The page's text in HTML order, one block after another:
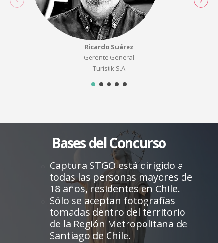
Ricardo Suárez
Gerente General
Turistik S.A
Bases del Concurso
Captura STGO está dirigido a
todas las personas mayores de
18 años, residentes en Chile.
Sólo se aceptan fotografías
tomadas dentro del territorio
de la Región Metropolitana de
Santiago de Chile.